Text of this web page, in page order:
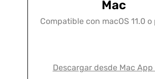
Mac
Compatible con macOS 11.0
Descargar desde Mac App